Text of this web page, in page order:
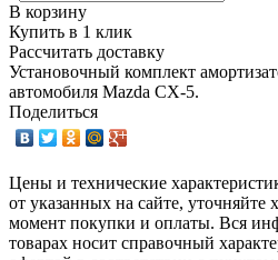
В корзину
Купить в 1 клик
Рассчитать доставку
Установочный комплект
автомобиля Mazda CX-5.
Поделиться
Цены и технические
от указанных на сайте, уточняйте
момент покупки и оплаты. Вся
товарах носит справочный